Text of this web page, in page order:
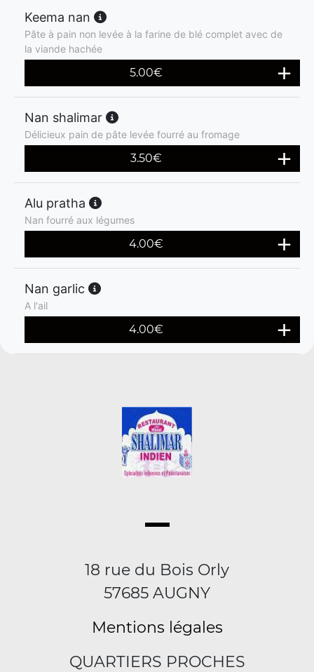
Keema nan
Pâte à pain non levée à la farine de blé complet avec de
la viande hachée
5.00€
Nan shalimar
Délicieux pain de pâte levée fourré au fromage
3.50€
Alu pratha
Nan fourré aux légumes
4.00€
Nan garlic
A l'ail
4.00€
18 rue du Bois Orly
57685 AUGNY
Mentions légales
QUARTIERS PROCHES